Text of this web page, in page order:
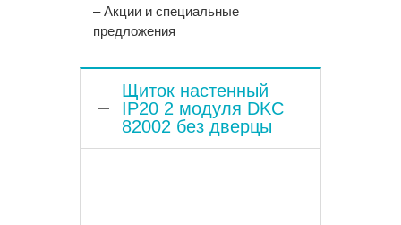
– Акции и специальные
предложения
Щиток настенный
IP20 2 модуля DKC
82002 без дверцы